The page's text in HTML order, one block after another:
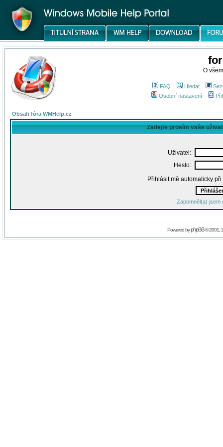
O
FAQ Hledat
Osobní nastavení
Obsah fóra WMHelp.cz
Zadejte prosím vaše
Uživatel:
Heslo:
Přihlásit mě automaticky
Zapomněl(a) jsem
Powered byphpBB© 2001,